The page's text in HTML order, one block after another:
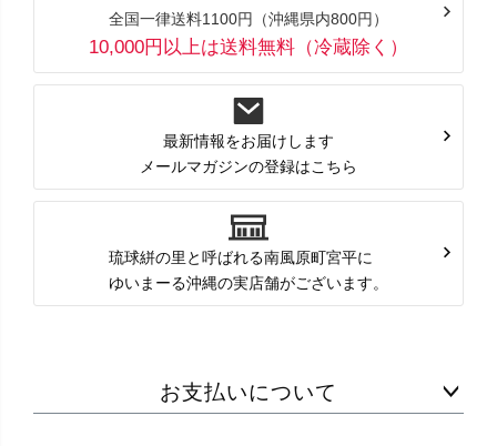
全国一律送料1100円（沖縄県内800円）
10,000円以上は送料無料（冷蔵除く）
最新情報をお届けします
メールマガジンの登録はこちら
琉球絣の里と呼ばれる南風原町宮平に
ゆいまーる沖縄の実店舗がございます。
お支払いについて